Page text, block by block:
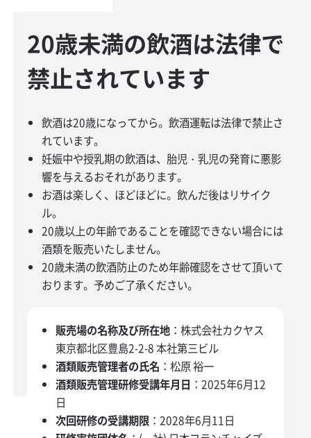
20歳未満の飲酒は法律で
禁止されています
飲酒は20歳になってから。飲酒運転は法律で禁止さ
れています。
妊娠中や授乳期の飲酒は、胎児・乳児の発育に悪影
響を与えるおそれがあります。
お酒は楽しく、ほどほどに。飲んだ後はリサイク
ル。
20歳以上の年齢であることを確認できない場合には
酒類を販売いたしません。
20歳未満の飲酒防止のため年齢確認をさせて頂いて
おります。予めご了承ください。
販売場の名称及び所在地：株式会社カクヤス
東京都北区豊島2-2-8 本社第三ビル
酒類販売管理者の氏名 ：松原 裕一
酒類販売管理研修受講年月日 ：2025年6月12
日
次回研修の受講期限：2028年6月11日